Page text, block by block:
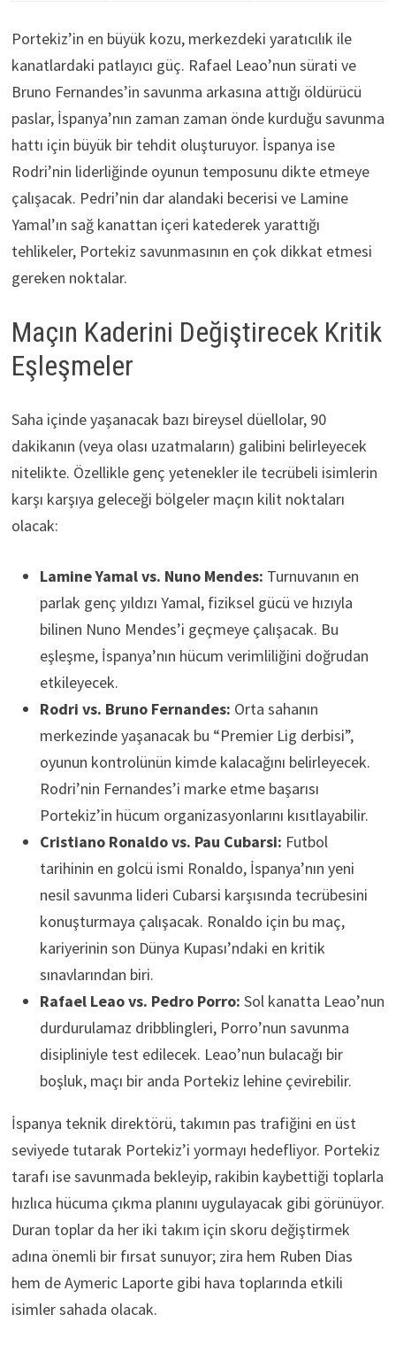
Portekiz’in en büyük kozu, merkezdeki yaratıcılık ile
kanatlardaki patlayıcı güç. Rafael Leao’nun sürati ve
Bruno Fernandes’in savunma arkasına attığı öldürücü
paslar, İspanya’nın zaman zaman önde kurduğu savunma
hattı için büyük bir tehdit oluşturuyor. İspanya ise
Rodri’nin liderliğinde oyunun temposunu dikte etmeye
çalışacak. Pedri’nin dar alandaki becerisi ve Lamine
Yamal’ın sağ kanattan içeri katederek yarattığı
tehlikeler, Portekiz savunmasının en çok dikkat etmesi
gereken noktalar.
Maçın Kaderini Değiştirecek Kritik
Eşleşmeler
Saha içinde yaşanacak bazı bireysel düellolar, 90
dakikanın (veya olası uzatmaların) galibini belirleyecek
nitelikte. Özellikle genç yetenekler ile tecrübeli isimlerin
karşı karşıya geleceği bölgeler maçın kilit noktaları
olacak:
Lamine Yamal vs. Nuno Mendes: Turnuvanın en
parlak genç yıldızı Yamal, fiziksel gücü ve hızıyla
bilinen Nuno Mendes’i geçmeye çalışacak. Bu
eşleşme, İspanya’nın hücum verimliliğini doğrudan
etkileyecek.
Rodri vs. Bruno Fernandes: Orta sahanın
merkezinde yaşanacak bu “Premier Lig derbisi”,
oyunun kontrolünün kimde kalacağını belirleyecek.
Rodri’nin Fernandes’i marke etme başarısı
Portekiz’in hücum organizasyonlarını kısıtlayabilir.
Cristiano Ronaldo vs. Pau Cubarsi: Futbol
tarihinin en golcü ismi Ronaldo, İspanya’nın yeni
nesil savunma lideri Cubarsi karşısında tecrübesini
konuşturmaya çalışacak. Ronaldo için bu maç,
kariyerinin son Dünya Kupası’ndaki en kritik
sınavlarından biri.
Rafael Leao vs. Pedro Porro: Sol kanatta Leao’nun
durdurulamaz dribblingleri, Porro’nun savunma
disipliniyle test edilecek. Leao’nun bulacağı bir
boşluk, maçı bir anda Portekiz lehine çevirebilir.
İspanya teknik direktörü, takımın pas trafiğini en üst
seviyede tutarak Portekiz’i yormayı hedefliyor. Portekiz
tarafı ise savunmada bekleyip, rakibin kaybettiği toplarla
hızlıca hücuma çıkma planını uygulayacak gibi görünüyor.
Duran toplar da her iki takım için skoru değiştirmek
adına önemli bir fırsat sunuyor; zira hem Ruben Dias
hem de Aymeric Laporte gibi hava toplarında etkili
isimler sahada olacak.